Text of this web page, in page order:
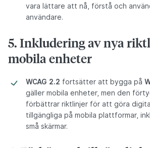
vara lättare att nå, förstå och
användare.
5. Inkludering av nya
mobila enheter
WCAG 2.2 fortsätter att bygga på
gäller mobila enheter, men den
förbättrar riktlinjer för att göra
tillgängliga på mobila plattformar,
små skärmar.